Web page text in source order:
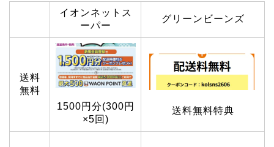
イオンネットス
ーパー
グリーンビーンズ
送料
無料
1500円分(300円
×5回)
送料無料特典